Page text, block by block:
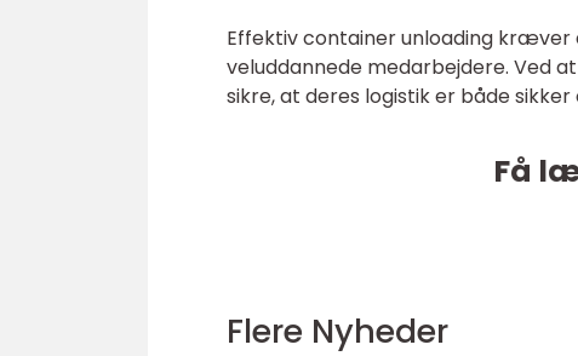
Effektiv container unloading
veluddannede medarbejdere. Ved
sikre, at deres logistik er både sikker
Få
Flere Nyheder